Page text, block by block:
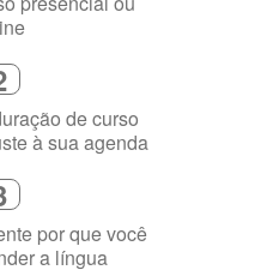
de curso
à sua agenda
por que você
a língua